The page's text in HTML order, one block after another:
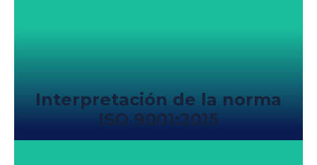
Interpretación de la norma
ISO 9001:2015